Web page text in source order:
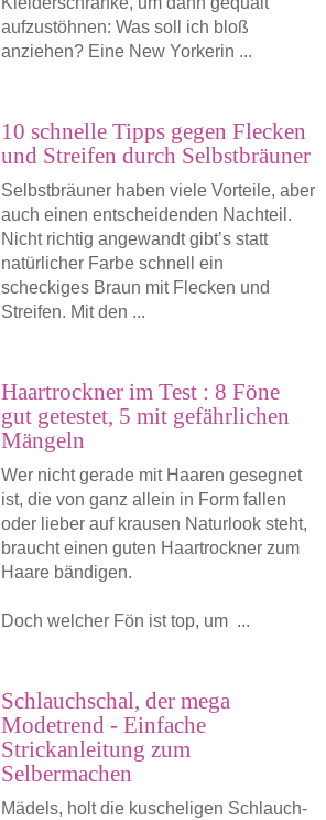
aufzustöhnen: Was soll ich bloß
anziehen? Eine New Yorkerin ...
10 schnelle Tipps gegen Flecken
und Streifen durch Selbstbräuner
Selbstbräuner haben viele Vorteile, aber
auch einen entscheidenden Nachteil.
Nicht richtig angewandt gibt’s statt
natürlicher Farbe schnell ein
scheckiges Braun mit Flecken und
Streifen. Mit den ...
Haartrockner im Test : 8 Föne
gut getestet, 5 mit gefährlichen
Mängeln
Wer nicht gerade mit Haaren gesegnet
ist, die von ganz allein in Form fallen
oder lieber auf krausen Naturlook steht,
braucht einen guten Haartrockner zum
Haare bändigen.
Doch welcher Fön ist top, um ...
Schlauchschal, der mega
Modetrend - Einfache
Strickanleitung zum
Selbermachen
Mädels, holt die kuscheligen Schlauch­